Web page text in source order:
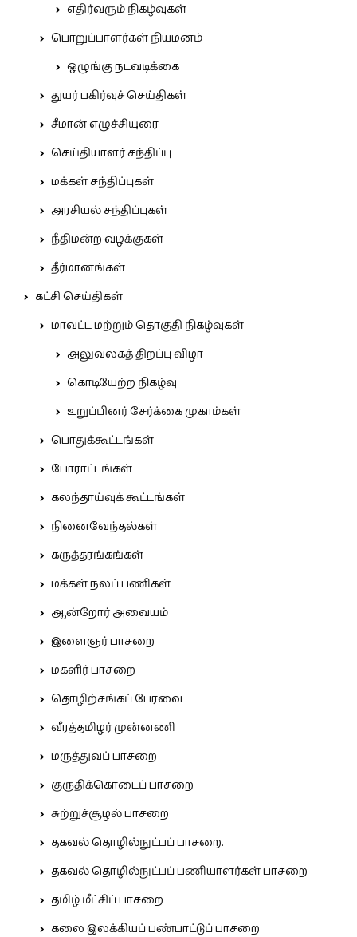
எதிர்வரும் நிகழ்வுகள்
பொறுப்பாளர்கள் நியமனம்
ஒழுங்கு நடவடிக்கை
துயர் பகிர்வுச் செய்திகள்
சீமான் எழுச்சியுரை
செய்தியாளர் சந்திப்பு
மக்கள் சந்திப்புகள்
அரசியல் சந்திப்புகள்
நீதிமன்ற வழக்குகள்
தீர்மானங்கள்
கட்சி செய்திகள்
மாவட்ட மற்றும் தொகுதி நிகழ்வுகள்
அலுவலகத் திறப்பு விழா
கொடியேற்ற நிகழ்வு
உறுப்பினர் சேர்க்கை முகாம்கள்
பொதுக்கூட்டங்கள்
போராட்டங்கள்
கலந்தாய்வுக் கூட்டங்கள்
நினைவேந்தல்கள்
கருத்தரங்கங்கள்
மக்கள் நலப் பணிகள்
ஆன்றோர் அவையம்
இளைஞர் பாசறை
மகளிர் பாசறை
தொழிற்சங்கப் பேரவை
வீரத்தமிழர் முன்னணி
மருத்துவப் பாசறை
குருதிக்கொடைப் பாசறை
சுற்றுச்சூழல் பாசறை
தகவல் தொழில்நுட்பப் பாசறை.
தகவல் தொழில்நுட்பப் பணியாளர்கள் பாசறை
தமிழ் மீட்சிப் பாசறை
கலை இலக்கியப் பண்பாட்டுப் பாசறை